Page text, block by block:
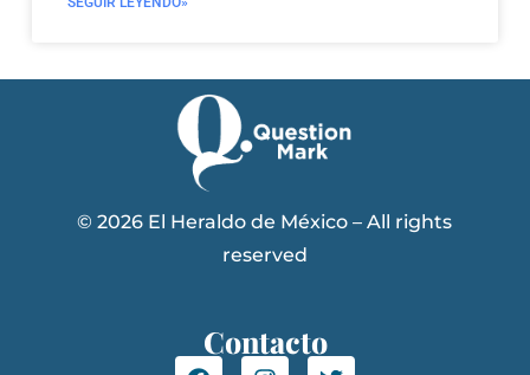
© 2026 El Heraldo de México – All rights
reserved
Contacto